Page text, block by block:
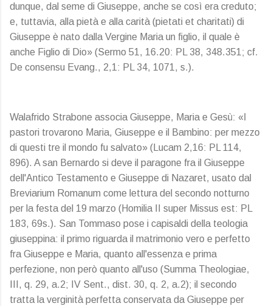
dunque, dal seme di Giuseppe, anche se così era creduto;
e, tuttavia, alla pietà e alla carità (pietati et charitati) di
Giuseppe è nato dalla Vergine Maria un figlio, il quale è
anche Figlio di Dio» (Sermo 51, 16.20: PL 38, 348.351; cf.
De consensu Evang., 2,1: PL 34, 1071, s.).
Walafrido Strabone associa Giuseppe, Maria e Gesù: «I
pastori trovarono Maria, Giuseppe e il Bambino: per mezzo
di questi tre il mondo fu salvato» (Lucam 2,16: PL 114,
896). A san Bernardo si deve il paragone fra il Giuseppe
dell'Antico Testamento e Giuseppe di Nazaret, usato dal
Breviarium Romanum come lettura del secondo notturno
per la festa del 19 marzo (Homilia II super Missus est: PL
183, 69s.). San Tommaso pose i capisaldi della teologia
giuseppina: il primo riguarda il matrimonio vero e perfetto
fra Giuseppe e Maria, quanto all'essenza e prima
perfezione, non però quanto all'uso (Summa Theologiae,
III, q. 29, a.2; IV Sent., dist. 30, q. 2, a.2); il secondo
tratta la verginità perfetta conservata da Giuseppe per